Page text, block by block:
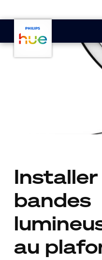
Installer
bandes
au